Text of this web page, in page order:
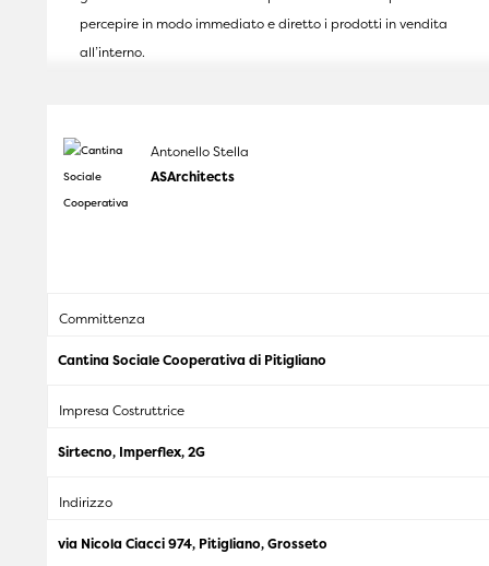
percepire in modo immediato e diretto i prodotti in vendita
all’interno.
Antonello Stella
ASArchitects
Committenza
Cantina Sociale Cooperativa di Pitigliano
Impresa Costruttrice
Sirtecno, Imperflex, 2G
Indirizzo
via Nicola Ciacci 974, Pitigliano, Grosseto